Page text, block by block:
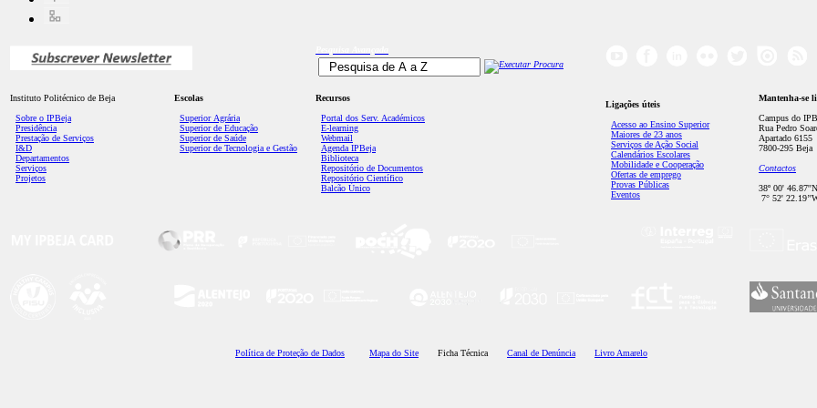
Instituto Politécnico de Beja
Sobre o IPBeja
Presidência
Prestação de Serviços
I&D
Departamentos
Serviços
Projetos
Escolas
Superior Agrária
Superior de Educação
Superior de Saúde
Superior de Tecnologia e Gestão
Recursos
Portal dos Serv. Académicos
E-learning
Webmail
Agenda IPBeja
Biblioteca
Repositório de Documentos
Repositório Científico
Balcão Único
Ligações úteis
Acesso ao Ensino Superior
Maiores de 23 anos
Serviços de Ação Social
Calendários Escolares
Mobilidade e Cooperação
Ofertas de emprego
Provas Públicas
Eventos
Mantenha-se
Campus do
Rua Pedro
Apartado 6155
7800-295 Beja
Contactos
38º 00' 46.87''N
7° 52'
Política de Proteção de Dados Mapa do Site Ficha Técnica Canal de Denúncia Livro Amarelo